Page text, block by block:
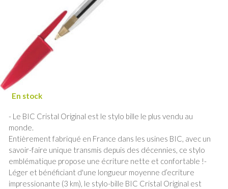
- Le BIC Cristal Original est le stylo bille le plus vendu au
monde.
Entièrement fabriqué en France dans les usines BIC, avec un
savoir-faire unique transmis depuis des décennies, ce stylo
emblématique propose une écriture nette et confortable !-
Léger et bénéficiant d'une longueur moyenne d’ecriture
impressionante (3 km), le stylo-bille BIC Cristal Original est